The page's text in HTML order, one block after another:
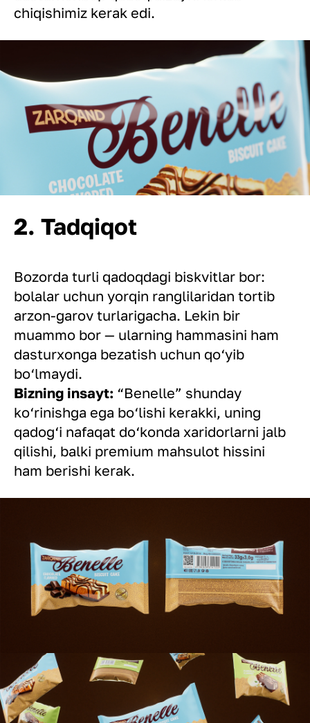
chiqishimiz kerak edi.
2. Tadqiqot
Bozorda turli qadoqdagi biskvitlar bor:
bolalar uchun yorqin ranglilaridan tortib
arzon-garov turlarigacha. Lekin bir
muammo bor — ularning hammasini ham
dasturxonga bezatish uchun qo‘yib
bo‘lmaydi.
Bizning insayt: “Benelle” shunday
ko‘rinishga ega bo‘lishi kerakki, uning
qadog‘i nafaqat do‘konda xaridorlarni jalb
qilishi, balki premium mahsulot hissini
ham berishi kerak.